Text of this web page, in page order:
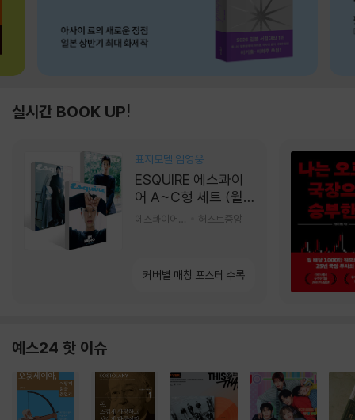
실시간 BOOK UP!
표지모델 임영웅
ESQUIRE 에스콰이
어 A~C형 세트 (월
간) : 9월 [2026]
허스트중앙
커버별 매칭 포스터 수록
예스24 핫 이슈